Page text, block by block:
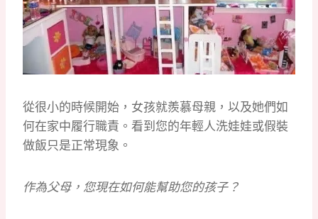
從很小的時候開始，女孩就羨慕母親，以及她們如
何在家中履行職責。 看到您的年輕人洗娃娃或假裝
做飯只是正常現象。
作為父母，您現在如何能幫助您的孩子？